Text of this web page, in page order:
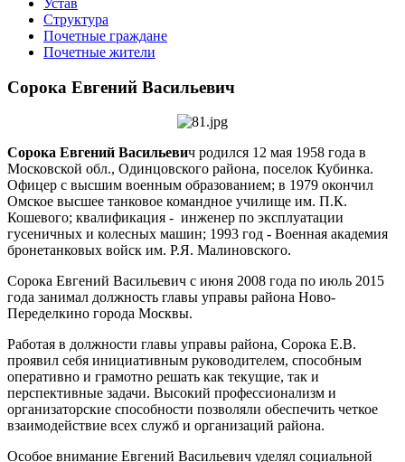
Структура
Почетные граждане
Почетные жители
Сорока Евгений Васильевич
Сорока Евгений Васильевич родился 12 мая 1958 года в
Московской обл., Одинцовского района, поселок Кубинка.
Офицер с высшим военным образованием; в 1979 окончил
Омское высшее танковое командное училище им. П.К.
Кошевого; квалификация - инженер по эксплуатации
гусеничных и колесных машин; 1993 год - Военная академия
бронетанковых войск им. Р.Я. Малиновского.
Сорока Евгений Васильевич с июня 2008 года по июль 2015
года занимал должность главы управы района Ново-
Переделкино города Москвы.
Работая в должности главы управы района, Сорока Е.В.
проявил себя инициативным руководителем, способным
оперативно и грамотно решать как текущие, так и
перспективные задачи. Высокий профессионализм и
организаторские способности позволяли обеспечить четкое
взаимодействие всех служб и организаций района.
Особое внимание Евгений Васильевич уделял социальной